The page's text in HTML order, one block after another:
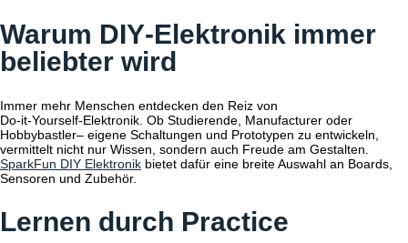
Warum DIY‑Elektronik immer
beliebter wird
Immer mehr Menschen entdecken den Reiz von
Do‑it‑Yourself‑Elektronik. Ob Studierende, Manufacturer oder
Hobbybastler– eigene Schaltungen und Prototypen zu entwickeln,
vermittelt nicht nur Wissen, sondern auch Freude am Gestalten.
SparkFun DIY Elektronik bietet dafür eine breite Auswahl an Boards,
Sensoren und Zubehör.
Lernen durch Practice